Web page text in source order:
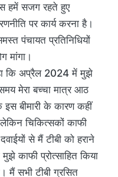
हमें सजग रहते हुए
पर कार्य करना है।
पंचायत प्रतिनिधियों
मांगा।
कि अप्रैल 2024 में मुझे
मेरा बच्चा मात्र आठ
बीमारी के कारण कहीं
चिकित्सकों काफी
से मैं टीबी को हराने
काफी प्रोत्साहित किया
मैं सभी टीबी ग्रसित